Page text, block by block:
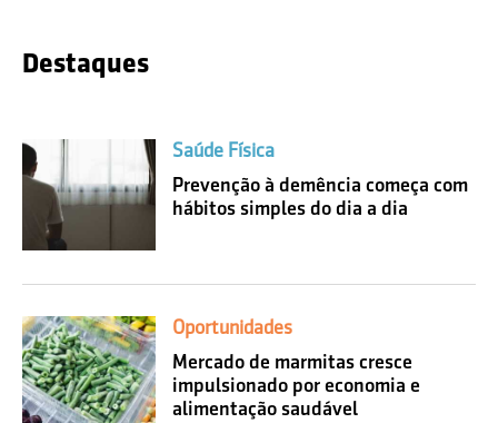
Destaques
Saúde Física
Prevenção à demência começa com
hábitos simples do dia a dia
Oportunidades
Mercado de marmitas cresce
impulsionado por economia e
alimentação saudável